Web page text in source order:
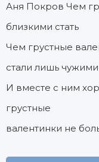
Аня Покров Чем
близкими стать
Чем грустные
стали лишь
И вместе с ним
грустные
валентинки не